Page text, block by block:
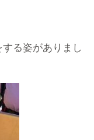
する姿がありまし